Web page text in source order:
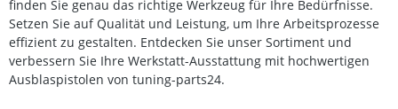
finden Sie genau das richtige Werkzeug für Ihre Bedürfnisse.
Setzen Sie auf Qualität und Leistung, um Ihre Arbeitsprozesse
effizient zu gestalten. Entdecken Sie unser Sortiment und
verbessern Sie Ihre Werkstatt-Ausstattung mit hochwertigen
Ausblaspistolen von tuning-parts24.